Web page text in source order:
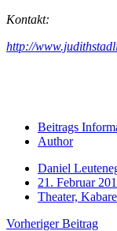
Kontakt:
http://
Beitrags
Author
Daniel
21. Februar
Theater,
Vorheriger Beitrag